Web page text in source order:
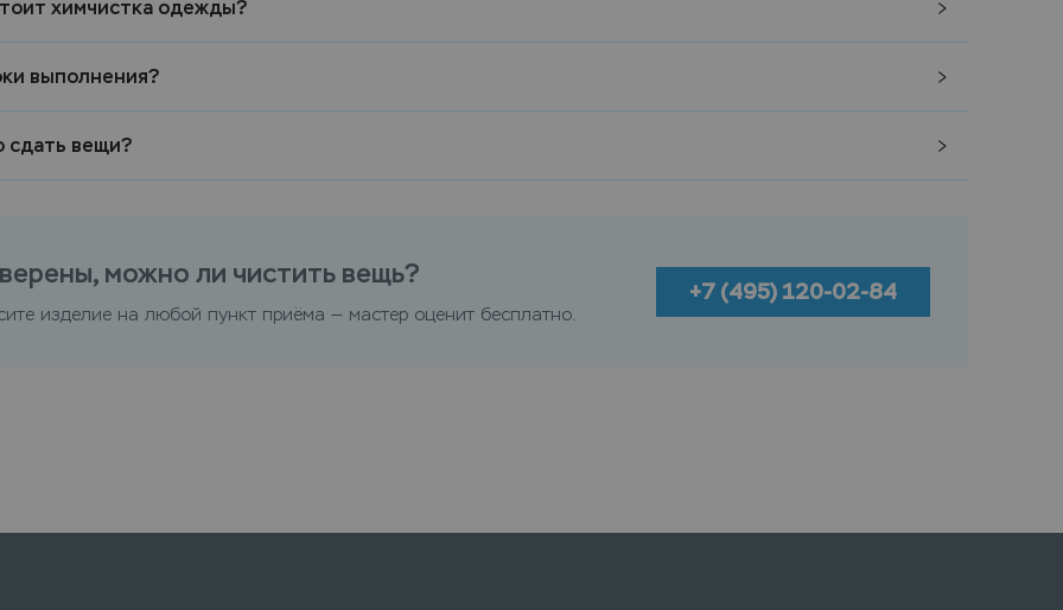
химчистка одежды?
выполнения?
сдать вещи?
можно ли чистить вещь?
изделие на любой пункт приёма — мастер оценит бесплатно.
+7 (495) 120-02-84